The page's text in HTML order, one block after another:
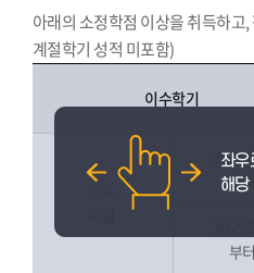
아래의 소정학점 이상을 취득하
계절학기 성적 미포함)
이수학기
2024
까
부터